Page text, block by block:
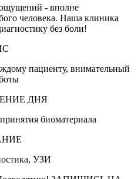
- вполне
человека. Наша клиника
без боли!
пациенту, внимательный
ДНЯ
биоматериала
УЗИ